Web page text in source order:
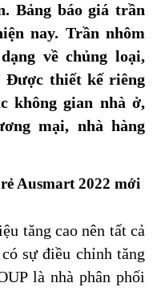
Bảng báo giá trần
nay. Trần nhôm
về chủng loại,
Được thiết kế riêng
không gian nhà ở,
mại, nhà hàng
Ausmart 2022 mới
tăng cao nên tất cả
sự điều chỉnh tăng
là nhà phân phối